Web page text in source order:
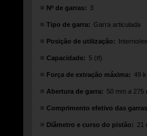
Nº de garras: 3
Tipo de garra: Garra articulada
Posição de utilização: Interno/
Capacidade: 5 (tf)
Força de extração máxima: 49
Abertura de garra: 50 mm a 275
Comprimento efetivo das
Diâmetro e curso do pistão: 21